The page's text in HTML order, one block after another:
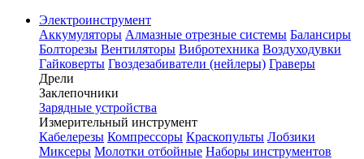
Электроинструмент
Аккумуляторы Алмазные отрезные системы Балансиры
Болторезы Вентиляторы Вибротехника Воздуходувки
Гайковерты Гвоздезабиватели (нейлеры) Граверы
Дрели
Заклепочники
Зарядные устройства
Измерительный инструмент
Кабелерезы Компрессоры Краскопульты Лобзики
Миксеры Молотки отбойные Наборы инструментов